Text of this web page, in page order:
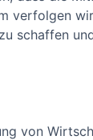
verfolgen
schaffen
von